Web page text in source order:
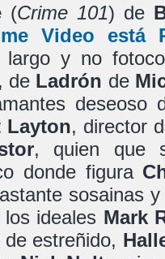
(Crime 101) de
Video está
largo y no
de Ladrón de
deseoso
Layton, director
, quien que
donde figura
sosainas
ideales Mark
estreñido,